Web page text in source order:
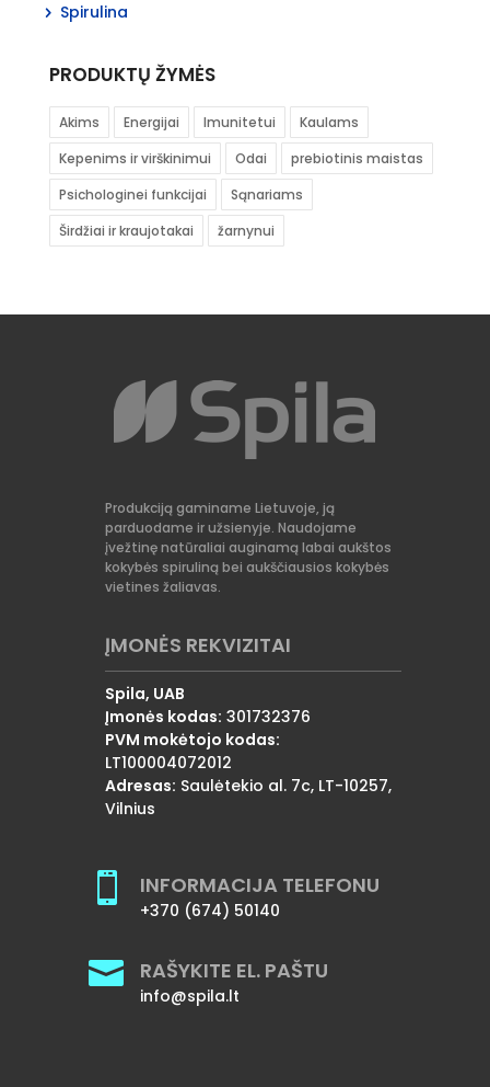
Spirulina
PRODUKTŲ ŽYMĖS
Akims Energijai Imunitetui
Kaulams
Kepenims ir virškinimui
Odai
prebiotinis maistas
Psichologinei funkcijai
Sąnariams
Širdžiai ir kraujotakai
žarnynui
Produkciją gaminame Lietuvoje, ją
parduodame ir užsienyje. Naudojame
įvežtinę natūraliai auginamą labai aukštos
kokybės spiruliną bei aukščiausios kokybės
vietines žaliavas.
ĮMONĖS REKVIZITAI
Spila, UAB
Įmonės kodas: 301732376
PVM mokėtojo kodas:
LT100004072012
Adresas: Saulėtekio al. 7c, LT-10257,
Vilnius
 INFORMACIJA TELEFONU
+370 (674) 50140
 RAŠYKITE EL. PAŠTU
info@spila.lt